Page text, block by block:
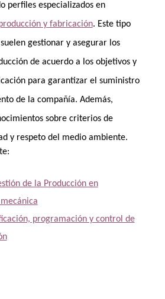
perfiles especializados en
y fabricación. Este tipo
gestionar y asegurar los
de acuerdo a los objetivos y
para garantizar el suministro
de la compañía. Además,
sobre criterios de
y respeto del medio ambiente.
de la Producción en
programación y control de